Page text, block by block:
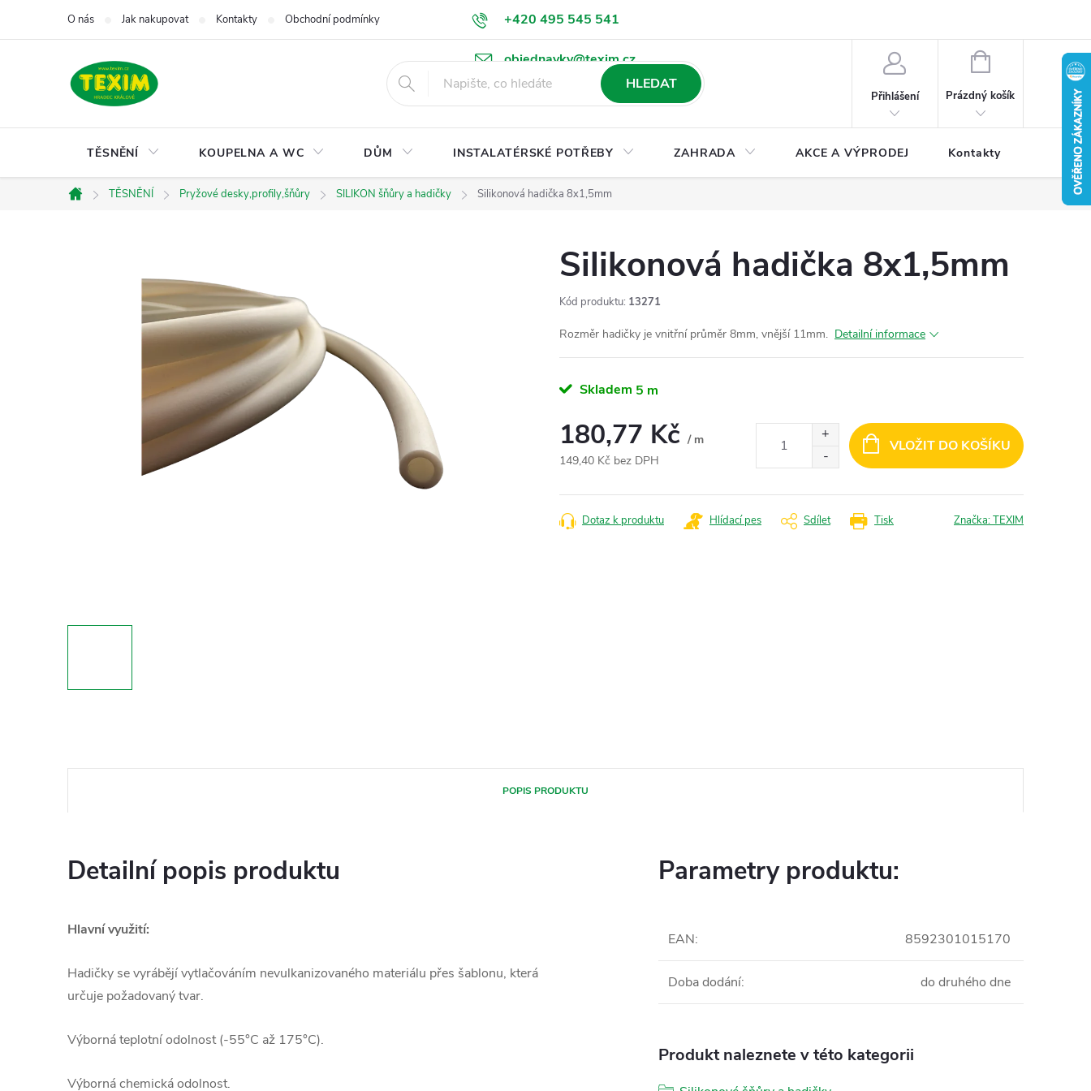
+420 495 545 541
objednavky@texim.cz
O nás Jak nakupovat Kontakty Obchodní podmínky Podmínky ochrany osobních údajů Ke stažení
HLEDAT
Přihlášení
NÁKUPNÍ
Prázdný košík
TĚSNĚNÍ KOUPELNA A WC DŮM INSTALATÉRSKÉ POTŘEBY ZAHRADA AKCE A VÝPRODEJ Kontakty
Domů
TĚSNĚNÍ Pryžové desky,profily,šňůry SILIKON šňůry a hadičky Silikonová hadička 8x1,5mm
Silikonová hadička 8x1,5mm
Kód produktu: 13271
Rozměr hadičky je vnitřní průměr 8mm, vnější 11mm. Detailní informace
Skladem 5 m
180,77 Kč / m
149,40 Kč bez DPH
cena:
VLOŽIT DO KOŠÍKU
Tisk
Dotaz k produktu Hlídací pes Sdílet Značka:TEXIM
POPIS PRODUKTU
Detailní popis produktu
Hlavní využití:
Hadičky se vyrábějí vytlačováním nevulkanizovaného materiálu přes šablonu, která
určuje požadovaný tvar.
Výborná teplotní odolnost (-55°C až 175°C).
Výborná chemická odolnost.
Parametry produktu:
EAN: 8592301015170
Doba dodání: do druhého dne
Produkt naleznete v této kategorii